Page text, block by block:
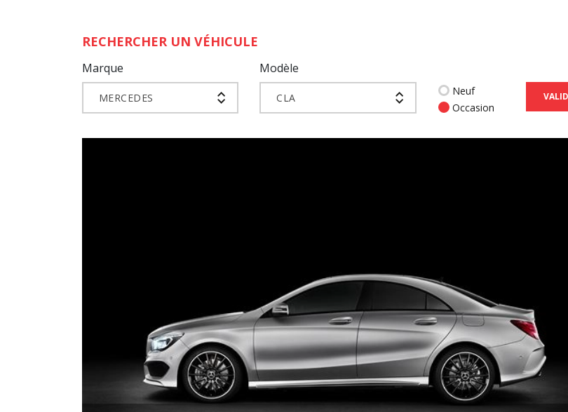
RECHERCHER UN VÉHICULE
Marque
MERCEDES
Modèle
CLA
Neuf
Occasion